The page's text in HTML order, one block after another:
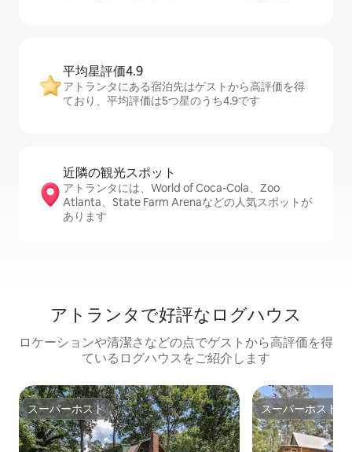
平均星評価4.9
アトランタにある宿泊先はゲストから高評価を得
ており、平均評価は5つ星のうち4.9です
近隣の観光ス⁠ポ⁠ッ⁠ト
アトランタには、World of Coca-Cola、Zoo
Atlanta、State Farm Arenaなどの人気スポットが
あります
アトランタで好評なログハウス
ロケーションや清潔さなどの点でゲストから高評価を得
ているログハウスをご紹介します
スーパーホスト
スーパーホスト スーパーホスト
スーパーホスト